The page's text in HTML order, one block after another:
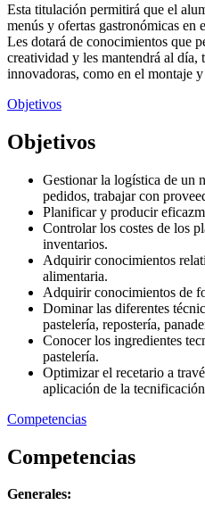
Esta titulación permitirá que el
menús y ofertas gastronómicas en
Les dotará de conocimientos que
creatividad y les mantendrá al día,
innovadoras, como en el montaje
Objetivos
Objetivos
Gestionar la logística de un
pedidos, trabajar con
Planificar y producir
Controlar los costes de los
inventarios.
Adquirir conocimientos
alimentaria.
Adquirir conocimientos de
Dominar las diferentes
pastelería, repostería,
Conocer los ingredientes
pastelería.
Optimizar el recetario a
aplicación de la
Competencias
Competencias
Generales: